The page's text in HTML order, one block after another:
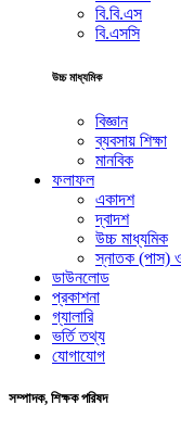
বি.বি.এস
বি.এসসি
উচ্চ মাধ্যমিক
বিজ্ঞান
ব্যবসায় শিক্ষা
মানবিক
ফলাফল
একাদশ
দ্বাদশ
উচ্চ মাধ্যমিক
স্নাতক (পাস)
ডাউনলোড
প্রকাশনা
গ্যালারি
ভর্তি তথ্য
যোগাযোগ
সম্পাদক, শিক্ষক পরিষদ